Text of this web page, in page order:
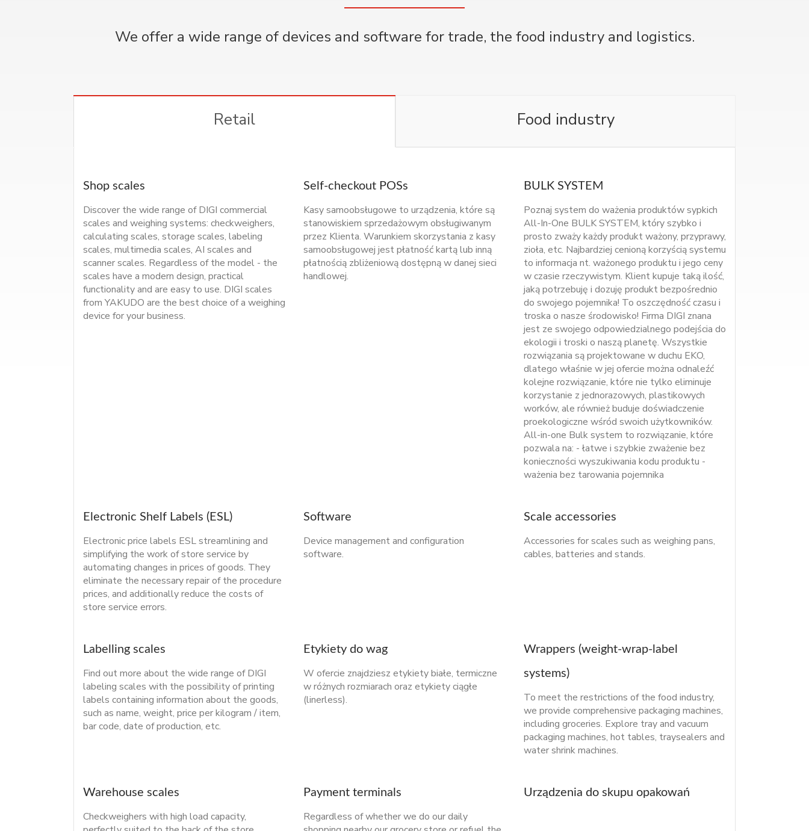
We offer a wide range of devices and software for trade, the food industry and logistics.
Retail Food industry
Shop scales
Discover the wide range of DIGI commercial
scales and weighing systems: checkweighers,
calculating scales, storage scales, labeling
scales, multimedia scales, AI scales and
scanner scales. Regardless of the model - the
scales have a modern design, practical
functionality and are easy to use. DIGI scales
from YAKUDO are the best choice of a weighing
device for your business.
Self-checkout POSs
Kasy samoobsługowe to urządzenia, które są
stanowiskiem sprzedażowym obsługiwanym
przez Klienta. Warunkiem skorzystania z kasy
samoobsługowej jest płatność kartą lub inną
płatnością zbliżeniową dostępną w danej sieci
handlowej.
BULK SYSTEM
Poznaj system do ważenia produktów sypkich
All-In-One BULK SYSTEM, który szybko i
prosto zważy każdy produkt ważony, przyprawy,
zioła, etc. Najbardziej cenioną korzyścią systemu
to informacja nt. ważonego produktu i jego ceny
w czasie rzeczywistym. Klient kupuje taką ilość,
jaką potrzebuję i dozuję produkt bezpośrednio
do swojego pojemnika! To oszczędność czasu i
troska o nasze środowisko! Firma DIGI znana
jest ze swojego odpowiedzialnego podejścia do
ekologii i troski o naszą planetę. Wszystkie
rozwiązania są projektowane w duchu EKO,
dlatego właśnie w jej ofercie można odnaleźć
kolejne rozwiązanie, które nie tylko eliminuje
korzystanie z jednorazowych, plastikowych
worków, ale również buduje doświadczenie
proekologiczne wśród swoich użytkowników.
All-in-one Bulk system to rozwiązanie, które
pozwala na: - łatwe i szybkie zważenie bez
konieczności wyszukiwania kodu produktu -
ważenia bez tarowania pojemnika
Electronic Shelf Labels (ESL)
Electronic price labels ESL streamlining and
simplifying the work of store service by
automating changes in prices of goods. They
eliminate the necessary repair of the procedure
prices, and additionally reduce the costs of
store service errors.
Software
Device management and configuration
software.
Scale accessories
Accessories for scales such as weighing pans,
cables, batteries and stands.
Labelling scales
Find out more about the wide range of DIGI
labeling scales with the possibility of printing
labels containing information about the goods,
such as name, weight, price per kilogram / item,
bar code, date of production, etc.
Etykiety do wag
W ofercie znajdziesz etykiety białe, termiczne
w różnych rozmiarach oraz etykiety ciągłe
(linerless).
Wrappers (weight-wrap-label
systems)
To meet the restrictions of the food industry,
we provide comprehensive packaging machines,
including groceries. Explore tray and vacuum
packaging machines, hot tables, traysealers and
water shrink machines.
Warehouse scales
Checkweighers with high load capacity,
Payment terminals
Regardless of whether we do our daily
Urządzenia do skupu opakowań